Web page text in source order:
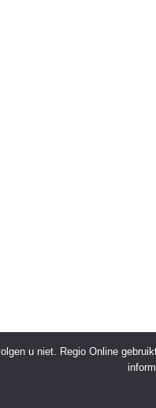
u niet. Regio Online